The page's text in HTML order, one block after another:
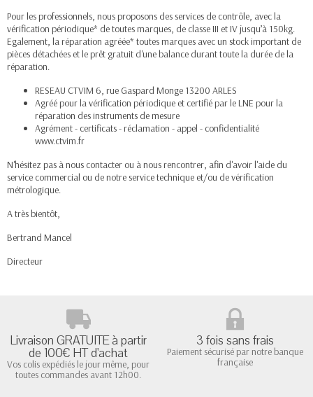
Pour les professionnels, nous proposons des services de contrôle, avec la
vérification périodique* de toutes marques, de classe III et IV jusqu’à 150kg.
Egalement, la réparation agréée* toutes marques avec un stock important de
pièces détachées et le prêt gratuit d'une balance durant toute la durée de la
réparation.
RESEAU CTVIM 6, rue Gaspard Monge 13200 ARLES
Agréé pour la vérification périodique et certifié par le LNE pour la
réparation des instruments de mesure
Agrément - certificats - réclamation - appel - confidentialité
www.ctvim.fr
N'hésitez pas à nous contacter ou à nous rencontrer, afin d'avoir l'aide du
service commercial ou de notre service technique et/ou de vérification
métrologique.
A très bientôt,
Bertrand Mancel
Directeur
Livraison GRATUITE à partir
de 100€ HT d'achat
Vos colis expédiés le jour même, pour
toutes commandes avant 12h00.
3 fois sans frais
Paiement sécurisé par notre banque
française